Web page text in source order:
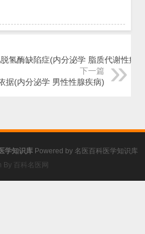
氢酶缺陷症(内分泌学 脂质代谢性疾
下一篇
据(内分泌学 男性性腺疾病)
学知识库 Powered by 名医百科医学知识库
By 百科名医网